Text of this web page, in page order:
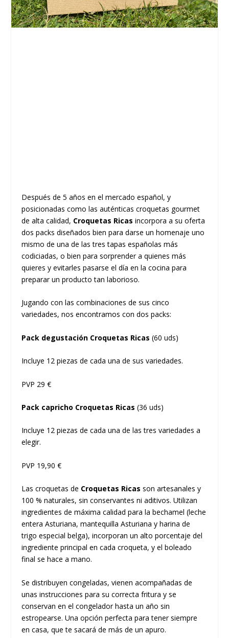
Después de 5 años en el mercado español, y
posicionadas como las auténticas croquetas gourmet
de alta calidad, Croquetas Ricas incorpora a su oferta
dos packs diseñados bien para darse un homenaje uno
mismo de una de las tres tapas españolas más
codiciadas, o bien para sorprender a quienes más
quieres y evitarles pasarse el día en la cocina para
preparar un producto tan laborioso.
Jugando con las combinaciones de sus cinco
variedades, nos encontramos con dos packs:
Pack degustación Croquetas Ricas (60 uds)
Incluye 12 piezas de cada una de sus variedades.
PVP 29 €
Pack capricho Croquetas Ricas(36 uds)
Incluye 12 piezas de cada una de las tres variedades a
elegir.
PVP 19,90 €
Las croquetas de Croquetas Ricas son artesanales y
100 % naturales, sin conservantes ni aditivos. Utilizan
ingredientes de máxima calidad para la bechamel (leche
entera Asturiana, mantequilla Asturiana y harina de
trigo especial belga), incorporan un alto porcentaje del
ingrediente principal en cada croqueta, y el boleado
final se hace a mano.
Se distribuyen congeladas, vienen acompañadas de
unas instrucciones para su correcta fritura y se
conservan en el congelador hasta un año sin
estropearse. Una opción perfecta para tener siempre
en casa, que te sacará de más de un apuro.